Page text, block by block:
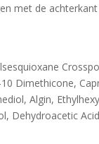
met de
Dimethicone,
Algin,
Dehydroacetic